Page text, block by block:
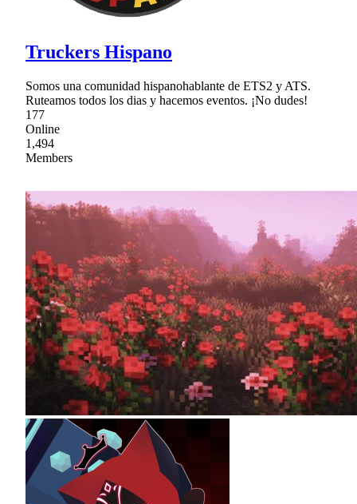
Truckers Hispano
Somos una comunidad hispanohablante de ETS2 y ATS.
Ruteamos todos los dias y hacemos eventos. ¡No dudes!
177
Online
1,494
Members